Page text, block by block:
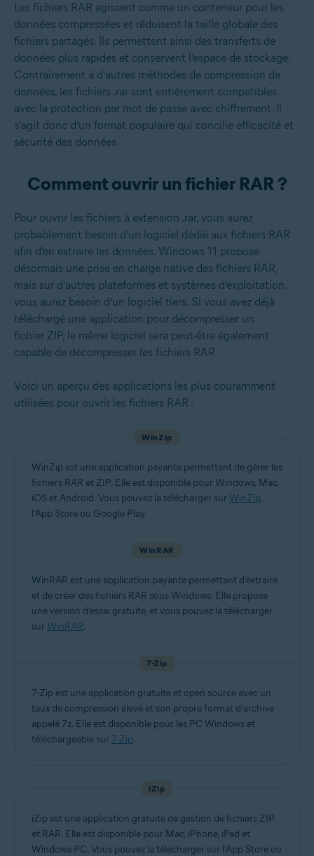
Les fichiers RAR agissent comme un conteneur pour les
données compressées et réduisent la taille globale des
fichiers partagés. Ils permettent ainsi des transferts de
données plus rapides et conservent l’espace de stockage.
Contrairement à d’autres méthodes de compression de
données, les fichiers .rar sont entièrement compatibles
avec la protection par mot de passe avec chiffrement. Il
s’agit donc d’un format populaire qui concilie efficacité et
sécurité des données.
Comment ouvrir un fichier RAR ?
Pour ouvrir les fichiers à extension .rar, vous aurez
probablement besoin d’un logiciel dédié aux fichiers RAR
afin d’en extraire les données. Windows 11 propose
désormais une prise en charge native des fichiers RAR,
mais sur d’autres plateformes et systèmes d’exploitation,
vous aurez besoin d’un logiciel tiers. Si vous avez déjà
téléchargé une application pour décompresser un
fichier ZIP, le même logiciel sera peut-être également
capable de décompresser les fichiers RAR.
Voici un aperçu des applications les plus couramment
utilisées pour ouvrir les fichiers RAR :
WinZip
WinZip est une application payante permettant de gérer les
fichiers RAR et ZIP. Elle est disponible pour Windows, Mac,
iOS et Android. Vous pouvez la télécharger sur WinZip,
l’App Store ou Google Play.
WinRAR
WinRAR est une application payante permettant d’extraire
et de créer des fichiers RAR sous Windows. Elle propose
une version d’essai gratuite, et vous pouvez la télécharger
sur WinRAR.
7-Zip
7-Zip est une application gratuite et open source avec un
taux de compression élevé et son propre format d’archive
appelé 7z. Elle est disponible pour les PC Windows et
téléchargeable sur 7-Zip.
iZip
iZip est une application gratuite de gestion de fichiers ZIP
et RAR. Elle est disponible pour Mac, iPhone, iPad et
Windows PC. Vous pouvez la télécharger sur l’App Store ou